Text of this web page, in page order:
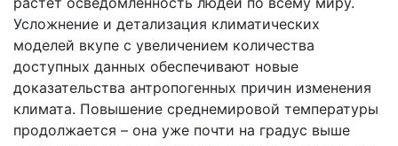
Усложнение и детализация климатических
моделей вкупе с увеличением количества
доступных данных обеспечивают новые
доказательства антропогенных причин изменения
климата. Повышение среднемировой температуры
продолжается – она уже почти на градус выше